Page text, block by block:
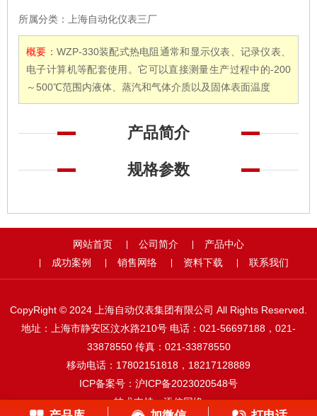
所属分类： 上海自动化仪表三厂
概要： WZP-330装配式热电阻通常和显示仪表、记录仪表、
电子计算机等配套使用。它可以直接测量生产过程中的-200
～500℃范围内液体、蒸汽和气体介质以及固体表面温度
产品简介
规格参数
网站首页 | 公司简介 | 产品中心
| 成功案例 | 销售网络 | 资料下载 | 联系我们
CopyRight © 2024 上海自动仪表集团有限公司 All Rights Reserved.
地址：上海市静安区汶水路210号 电话：021-56697188，021-
33878550 传真：021-33878550
移动电话：17802151818，18217128889
ICP备案号： 沪ICP备2023020548号
技术支持：添信网络